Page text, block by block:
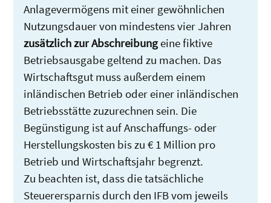
Anlagevermögens mit einer gewöhnlichen
Nutzungsdauer von mindestens vier Jahren
zusätzlich zur Abschreibungeine fiktive
Betriebsausgabe geltend zu machen. Das
Wirtschaftsgut muss außerdem einem
inländischen Betrieb oder einer inländischen
Betriebsstätte zuzurechnen sein. Die
Begünstigung ist auf Anschaffungs- oder
Herstellungskosten bis zu € 1 Million pro
Betrieb und Wirtschaftsjahr begrenzt.
Zu beachten ist, dass die tatsächliche
Steuerersparnis durch den IFB vom jeweils